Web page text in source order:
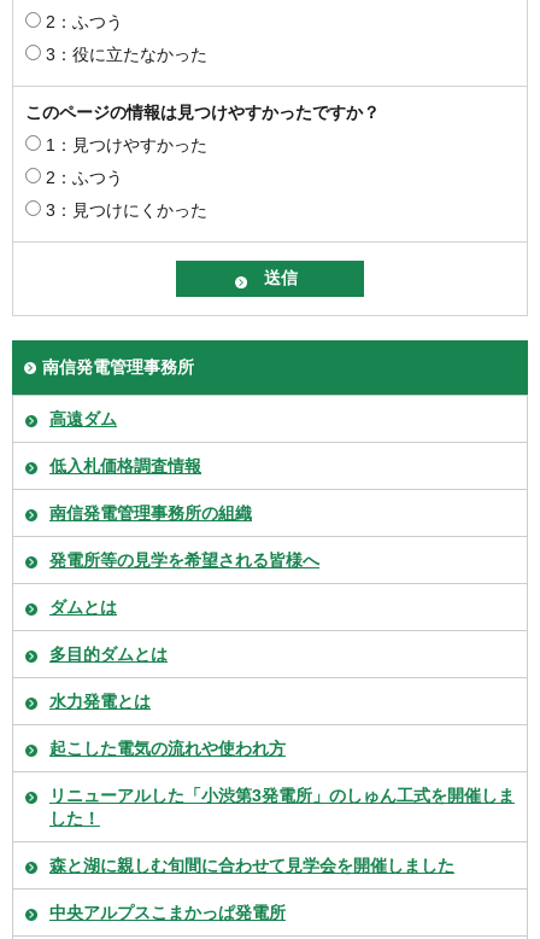
2：ふつう
3：役に立たなかった
このページの情報は見つけやすかったですか？
1：見つけやすかった
2：ふつう
3：見つけにくかった
南信発電管理事務所
高遠ダム
低入札価格調査情報
南信発電管理事務所の組織
発電所等の見学を希望される皆様へ
ダムとは
多目的ダムとは
水力発電とは
起こした電気の流れや使われ方
リニューアルした「小渋第3発電所」のしゅん工式を開催しま
した！
森と湖に親しむ旬間に合わせて見学会を開催しました
中央アルプスこまかっぱ発電所